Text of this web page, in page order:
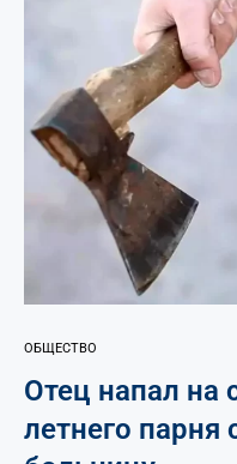
ОБЩЕСТВО
Отец напал на
летнего парня